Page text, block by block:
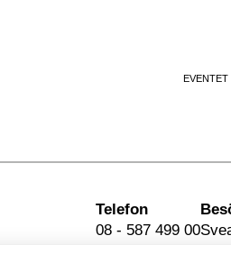
EVENTET
Telefon
08 - 587 499 00